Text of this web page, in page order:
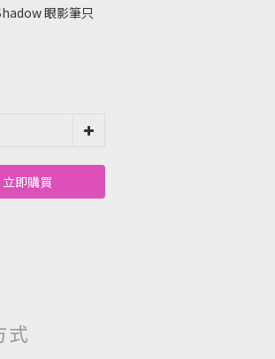
眼影筆只
立即購買
式